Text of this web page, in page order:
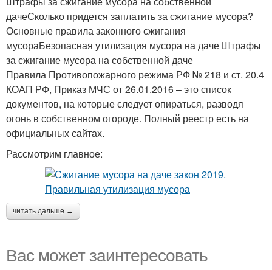
дачеСколько придется заплатить за сжигание мусора?
Основные правила законного сжигания
мусораБезопасная утилизация мусора на даче Штрафы
за сжигание мусора на собственной даче
Правила Противопожарного режима РФ № 218 и ст. 20.4
КОАП РФ, Приказ МЧС от 26.01.2016 – это список
документов, на которые следует опираться, разводя
огонь в собственном огороде. Полный реестр есть на
официальных сайтах.
Рассмотрим главное:
читать дальше →
Вас может заинтересовать